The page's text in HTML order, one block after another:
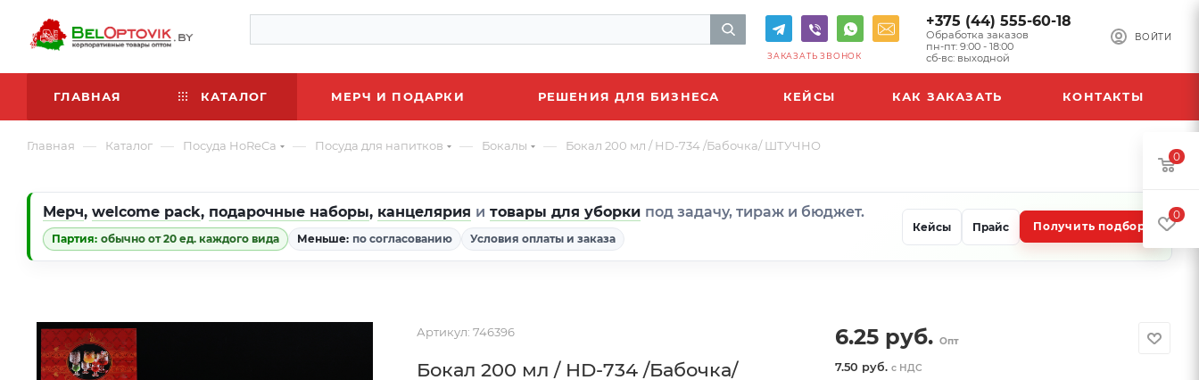
ВОЙТИ
+375 (44) 555-60-18
Обработка заказов
пн-пт: 9:00 - 18:00
сб-вс: выходной
ЗАКАЗАТЬ ЗВОНОК
ГЛАВНАЯ КАТАЛОГ МЕРЧ И ПОДАРКИ РЕШЕНИЯ ДЛЯ БИЗНЕСА КЕЙСЫ КАК ЗАКАЗАТЬ КОНТАКТЫ
Главная — Каталог — Посуда HoReCa — Посуда для напитков — Бокалы — Бокал 200 мл / HD-734 /Бабочка/ ШТУЧНО
Мерч, welcome pack, подарочные наборы, канцелярия и товары для уборки под задачу, тираж и бюджет.
Партия: обычно от 20 ед. каждого вида Меньше: по согласованию Условия оплаты и заказа
Кейсы Прайс Получить подбор
Артикул: 746396
Бокал 200 мл / HD-734 /Бабочка/
6.25руб. Опт
7.50 руб. с НДС
0
0